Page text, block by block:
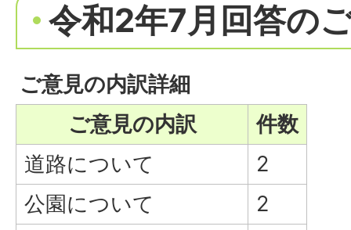
令和2年7月回答の
ご意見の内訳詳細
ご意見の内訳
件数
道路について
2
公園について
2